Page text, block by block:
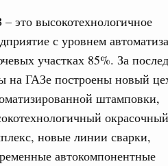
– это высокотехнологичное
с уровнем
участках 85%. За
на ГАЗе построены новый
штамповки,
окрасочный
новые линии сварки,
автокомпонентные
поручения по
индустрия
достижений и массовый
и Михаил